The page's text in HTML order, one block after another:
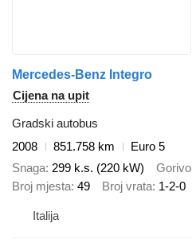
Mercedes-Benz Integro
Cijena na upit
Gradski autobus
2008
851.758 km
Euro 5
Snaga 299 k.s. (220 kW) Gorivo
Broj mjesta 49 Broj vrata 1-2-0
Italija